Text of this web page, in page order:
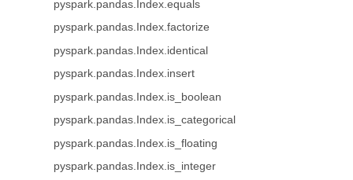
pyspark.pandas.Index.equals
pyspark.pandas.Index.factorize
pyspark.pandas.Index.identical
pyspark.pandas.Index.insert
pyspark.pandas.Index.is_boolean
pyspark.pandas.Index.is_categorical
pyspark.pandas.Index.is_floating
pyspark.pandas.Index.is_integer